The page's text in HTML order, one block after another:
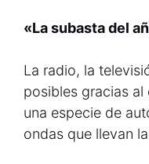
«La subasta del
La radio, la
posibles gracias
una especie de
ondas que llevan